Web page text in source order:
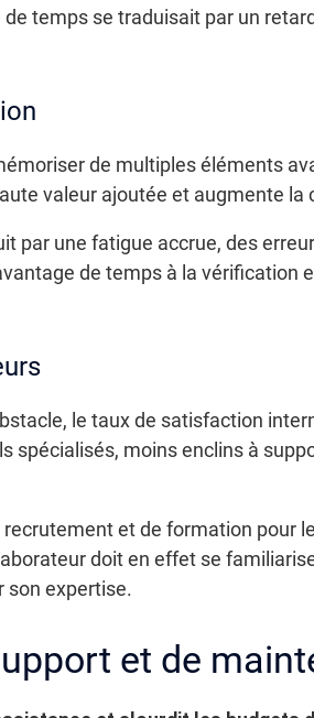
temps se traduisait par un
de multiples éléments
valeur ajoutée et augmente la
par une fatigue accrue, des
de temps à la vérification
le taux de satisfaction
spécialisés, moins enclins à
et de formation pour
doit en effet se
son expertise.
et de